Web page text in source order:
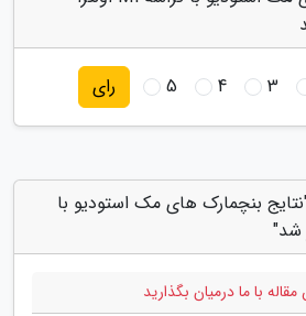
3
4
5 رای
بنچمارک های مک استودیو با
با ما درمیان بگذارید